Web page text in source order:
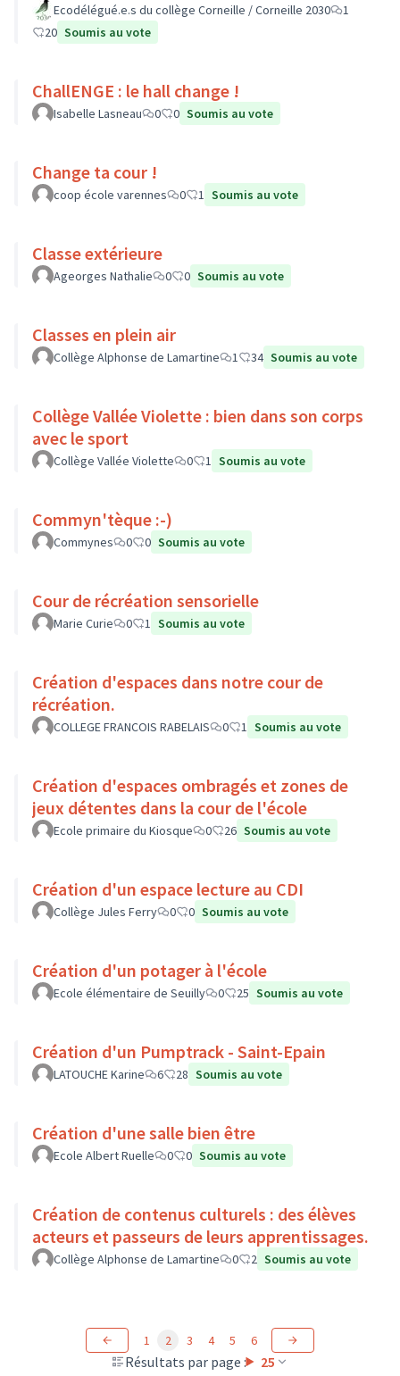
Ecodélégué.e.s du collège Corneille / Corneille 2030
1
20 Soumis au vote
ChallENGE : le hall change !
Isabelle Lasneau 0 0 Soumis au vote
Change ta cour !
coop école varennes 0 1 Soumis au vote
Classe extérieure
Ageorges Nathalie 0 0 Soumis au vote
Classes en plein air
Collège Alphonse de Lamartine 1 34 Soumis au vote
Collège Vallée Violette : bien dans son corps
avec le sport
Collège Vallée Violette 0 1 Soumis au vote
Commyn'tèque :-)
Commynes 0 0 Soumis au vote
Cour de récréation sensorielle
Marie Curie 0 1 Soumis au vote
Création d'espaces dans notre cour de
récréation.
COLLEGE FRANCOIS RABELAIS 0 1 Soumis au vote
Création d'espaces ombragés et zones de
jeux détentes dans la cour de l'école
Ecole primaire du Kiosque 0 26 Soumis au vote
Création d'un espace lecture au CDI
Collège Jules Ferry 0 0 Soumis au vote
Création d'un potager à l'école
Ecole élémentaire de Seuilly 0 25 Soumis au vote
Création d'un Pumptrack - Saint-Epain
LATOUCHE Karine 6 28 Soumis au vote
Création d'une salle bien être
Ecole Albert Ruelle 0 0 Soumis au vote
Création de contenus culturels : des élèves
acteurs et passeurs de leurs apprentissages.
Collège Alphonse de Lamartine 0 2 Soumis au vote
Résultats par page : 25
1 2 3 4 5 6